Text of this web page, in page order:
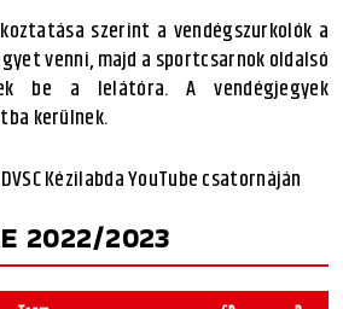
szerint a vendégszurkolók a
venni, majd a sportcsarnok oldalsó
be a lelátóra. A vendégjegyek
kerülnek.
Kézilabda YouTube csatornáján
2022/2023